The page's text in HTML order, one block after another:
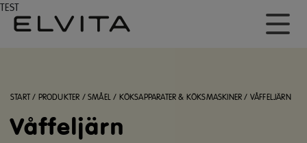
TEST
START / PRODUKTER /SMÅEL / KÖKSAPPARATER & KÖKSMASKINER / VÅFFELJÄRN
Våffeljärn